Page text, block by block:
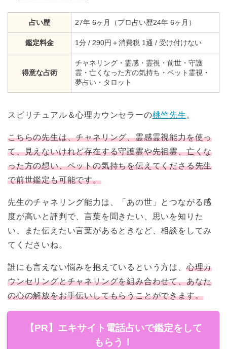
占い歴 27年 6ヶ月（プロ占い歴24年 6ヶ月）
鑑定料金 1分 / 290円＋消費税 1通 / 受け付けない
得意な占術
チャネリング・霊感・霊視・前世・守護
霊・亡くなった方の気持ち・ペット霊視・
夢占い・タロット
スピリチュアル＆心理カウンセラーの桃竺先生 。
こちらの先生は、チャネリング、霊感霊視能力を使っ
て、見えないけれど存在する守護霊や先祖霊、亡くな
った方の想い、ペットの気持ちを伝えてくださる先生
で前世鑑定も可能です。
先生のチャネリング能力は、「あの世」とつながる感
度が高いと評判で、言葉を聞きたい、思いを知りた
い、また伝えたい言葉があるときなど、相談をしてみ
てくださいね。
誰にも言えない悩みを抱えているという方は、 心理カ
ウンセリングとチャネリングを組み合わせて、あなた
の心の解放をお手伝いしてもらうことができます。
【PR】エキサイト電話占いで鑑定をして
もらう！